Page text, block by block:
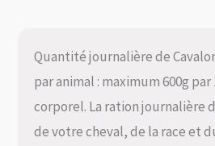
Quantité journalière de
par animal : maximum 600g
corporel. La ration journalière
de votre cheval, de la race et